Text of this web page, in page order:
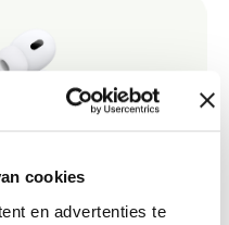
cookies
en advertenties te